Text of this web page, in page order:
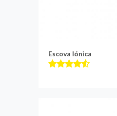
Escova Iónica